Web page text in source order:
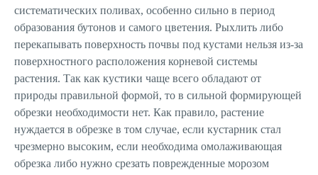
систематических поливах, особенно сильно в период
образования бутонов и самого цветения. Рыхлить либо
перекапывать поверхность почвы под кустами нельзя из-за
поверхностного расположения корневой системы
растения. Так как кустики чаще всего обладают от
природы правильной формой, то в сильной формирующей
обрезки необходимости нет. Как правило, растение
нуждается в обрезке в том случае, если кустарник стал
чрезмерно высоким, если необходима омолаживающая
обрезка либо нужно срезать поврежденные морозом